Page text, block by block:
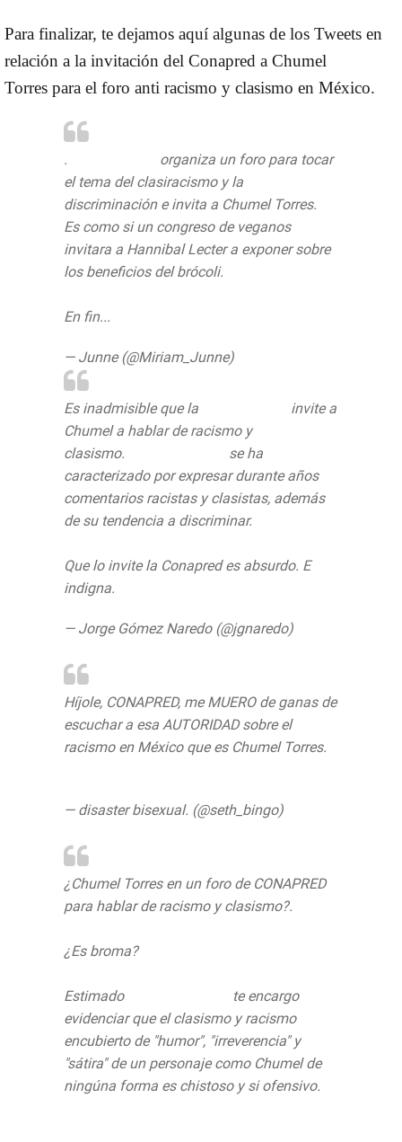
Para finalizar, te dejamos aquí algunas de los Tweets en
relación a la invitación del Conapred a Chumel
Torres para el foro anti racismo y clasismo en México.
.
organiza un foro para tocar
el tema del clasiracismo y la
discriminación e invita a Chumel Torres.
Es como si un congreso de veganos
invitara a Hannibal Lecter a exponer sobre
los beneficios del brócoli.
En fin...
— Junne (@Miriam_Junne)
Es inadmisible que la
invite a
Chumel a hablar de racismo y
clasismo.
se ha
caracterizado por expresar durante años
comentarios racistas y clasistas, además
de su tendencia a discriminar.
Que lo invite la Conapred es absurdo. E
indigna.
— Jorge Gómez Naredo (@jgnaredo)
Híjole, CONAPRED, me MUERO de ganas de
escuchar a esa AUTORIDAD sobre el
racismo en México que es Chumel Torres.
— disaster bisexual. (@seth_bingo)
¿Chumel Torres en un foro de CONAPRED
para hablar de racismo y clasismo?.
¿Es broma?
Estimado
te encargo
evidenciar que el clasismo y racismo
encubierto de "humor", "irreverencia" y
"sátira" de un personaje como Chumel de
ningúna forma es chistoso y si ofensivo.